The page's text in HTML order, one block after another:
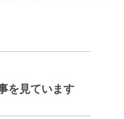
を見ています